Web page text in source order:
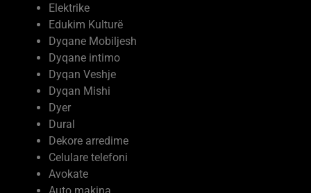
Elektrike
Edukim Kulturë
Dyqane Mobiljesh
Dyqane intimo
Dyqan Veshje
Dyqan Mishi
Dyer
Dural
Dekore arredime
Celulare telefoni
Avokate